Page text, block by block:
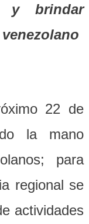
y brindar
22 de
la mano
para
regional se
actividades